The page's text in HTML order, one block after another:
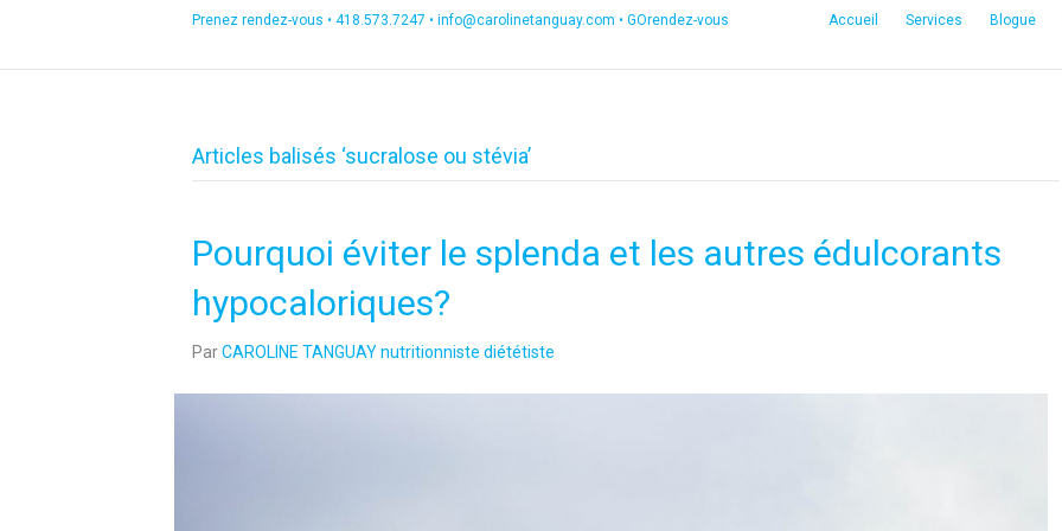
Prenez rendez-vous • 418.573.7247 • info@carolinetanguay.com • GOrendez-vous Accueil Services Blogue
Articles balisés ‘sucralose ou stévia’
Pourquoi éviter le splenda et les autres édulcorants
hypocaloriques?
ParCAROLINE TANGUAY nutritionniste diététiste